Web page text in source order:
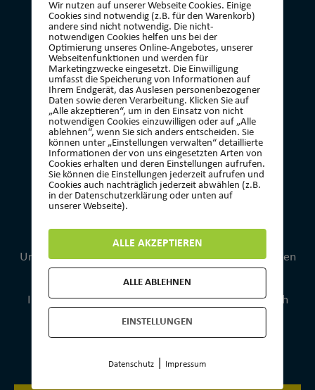
KONTAKT
Turnverein 1873 Wehen e.V.
Geschäftsstelle
Platter Str. 13b
65232 Taunusstein
Geschäftsstelle geöffnet:
Dienstag von 16:30 bis 18:00 Uhr
Telefon: 01573 0776954
Mail: kontakt@tvwehen.de
Unsere Geschäftsstelle bleibt an Feiertagen und in den
Ihre E-Mail wird in jeder Zeit aber gelesen und auch
zeitnah beantwortet.
MITGLIED WERDEN
Wir nutzen auf unserer Webseite Cookies. Einige
Cookies sind notwendig (z.B. für den Warenkorb)
andere sind nicht notwendig. Die nicht-
notwendigen Cookies helfen uns bei der
Optimierung unseres Online-Angebotes, unserer
Webseitenfunktionen und werden für
Marketingzwecke eingesetzt. Die Einwilligung
umfasst die Speicherung von Informationen auf
Ihrem Endgerät, das Auslesen personenbezogener
Daten sowie deren Verarbeitung. Klicken Sie auf
„Alle akzeptieren“, um in den Einsatz von nicht
notwendigen Cookies einzuwilligen oder auf „Alle
ablehnen“, wenn Sie sich anders entscheiden. Sie
können unter „Einstellungen verwalten“ detaillierte
Informationen der von uns eingesetzten Arten von
Cookies erhalten und deren Einstellungen aufrufen.
Sie können die Einstellungen jederzeit aufrufen und
Cookies auch nachträglich jederzeit abwählen (z.B.
in der Datenschutzerklärung oder unten auf
unserer Webseite).
ALLE AKZEPTIEREN
ALLE ABLEHNEN
EINSTELLUNGEN
Datenschutz Impressum